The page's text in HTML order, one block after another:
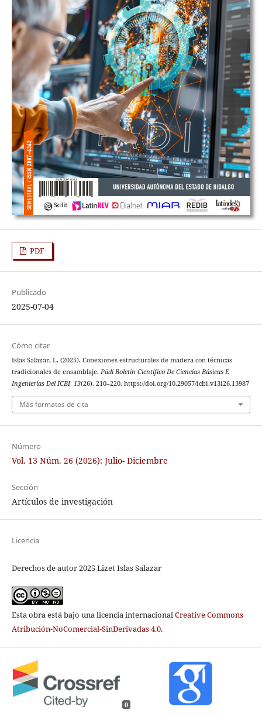
PDF
Publicado
2025-07-04
Cómo citar
Islas Salazar, L. (2025). Conexiones estructurales de madera con técnicas
tradicionales de ensamblaje. Pädi Boletín Científico De Ciencias Básicas E
Ingenierías Del ICBI, 13(26), 210–220. https://doi.org/10.29057/icbi.v13i26.13987
Más formatos de cita
Número
Vol. 13 Núm. 26 (2026): Julio- Diciembre
Sección
Artículos de investigación
Licencia
Derechos de autor 2025 Lizet Islas Salazar
Esta obra está bajo una licencia internacionalCreative Commons
Atribución-NoComercial-SinDerivadas 4.0.
0